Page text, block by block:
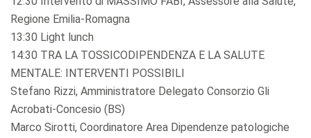
Regione Emilia-Romagna
13:30 Light lunch
14:30 TRA LA TOSSICODIPENDENZA E LA SALUTE
MENTALE: INTERVENTI POSSIBILI
Stefano Rizzi, Amministratore Delegato Consorzio Gli
Acrobati-Concesio (BS)
Marco Sirotti, Coordinatore Area Dipendenze patologiche